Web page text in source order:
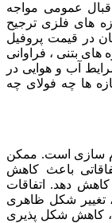
عمومی مواجه
های فلزی ترجیح
در قیمت پروفیل
های بتنی ، فراوانی
آب و هوایی در
ها چه فولای چه
سازی است. ممکن
باعث کاهش
دهد. اتفاقات
تغییر شکل ظاهری
کاهش شکل پذیری